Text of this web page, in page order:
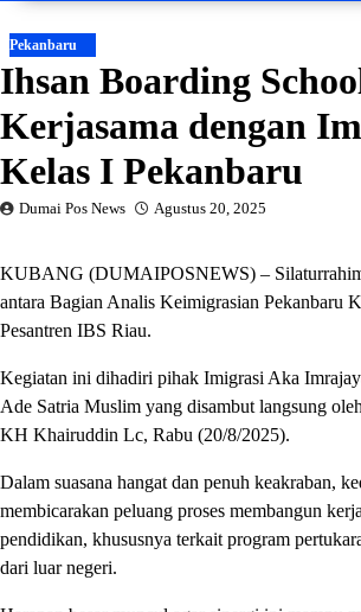
Pekanbaru
Ihsan Boarding
Kerjasama dengan
Kelas I Pekanbaru
Dumai Pos News Agustus 20, 2025
KUBANG (DUMAIPOSNEWS) –
antara Bagian Analis Keimigrasian Pekanbaru
Pesantren IBS Riau.
Kegiatan ini dihadiri pihak Imigrasi Aka
Ade Satria Muslim yang disambut langsung
KH Khairuddin Lc, Rabu (20/8/2025).
Dalam suasana hangat dan penuh keakraban,
membicarakan peluang proses membangun
pendidikan, khususnya terkait program
dari luar negeri.